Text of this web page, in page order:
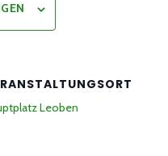
Leoben